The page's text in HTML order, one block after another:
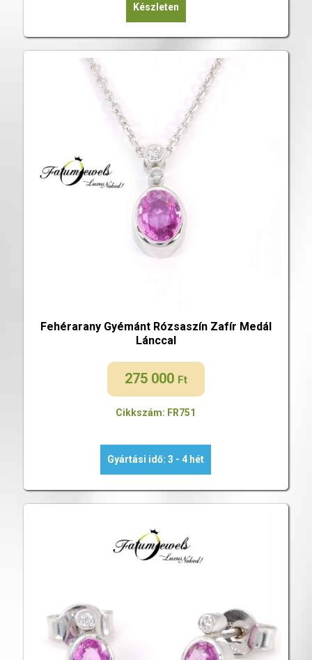
Készleten
Fehérarany Gyémánt Rózsaszín Zafír Medál
Lánccal
275 000 Ft
Cikkszám: FR751
Gyártási idő: 3 - 4 hét